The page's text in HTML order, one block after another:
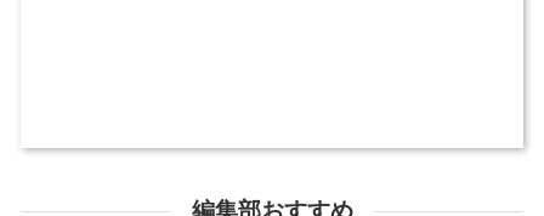
編集部おすすめ